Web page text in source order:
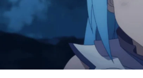
Cada número único ofrecerá
acercará a Infernal Hulk un
del Universo Marvel a su
En el proceso, se dice que